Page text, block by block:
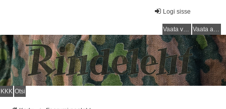
Logi sisse
Vaata vastamata teemasi Vaata aktiivseid teemasid
KKK Otsi